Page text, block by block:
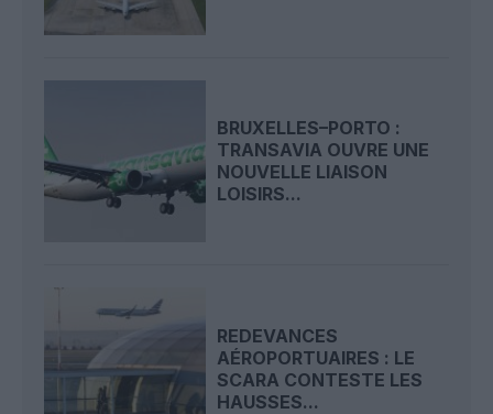
BRUXELLES–PORTO :
TRANSAVIA OUVRE UNE
NOUVELLE LIAISON
LOISIRS...
REDEVANCES
AÉROPORTUAIRES : LE
SCARA CONTESTE LES
HAUSSES...